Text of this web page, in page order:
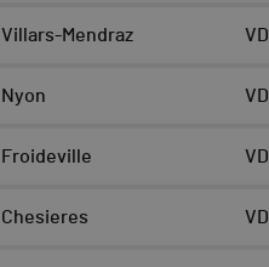
Villars-Mendraz VD
Nyon VD
Froideville VD
Chesieres VD